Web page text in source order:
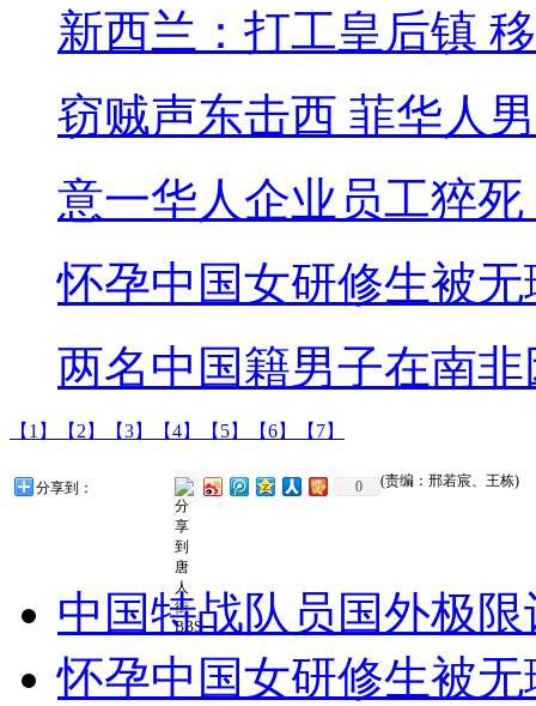
新西兰：打工皇后镇
窃贼声东击西 菲华人
意一华人企业员工猝
怀孕中国女研修生被
两名中国籍男子在南
【1】 【2】 【3】 【4】 【5】 【6】 【7】
分享到： 0 (责编：邢若宸、王栋)
中国特战队员国外极
怀孕中国女研修生被